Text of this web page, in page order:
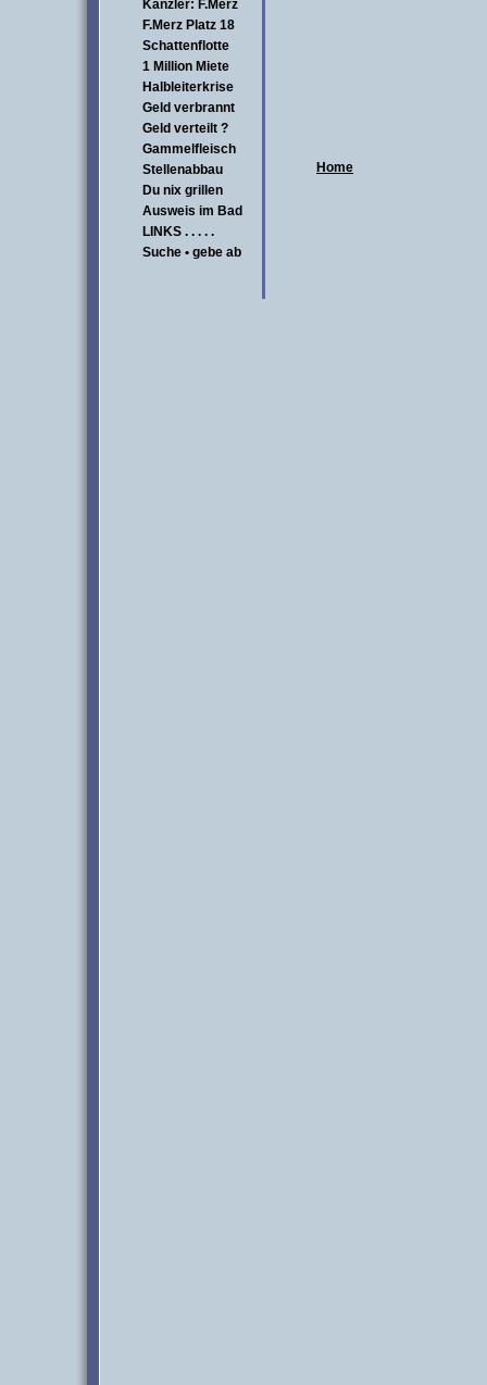
Kanzler: F.Merz
F.Merz Platz 18
Schattenflotte
1 Million Miete
Halbleiterkrise
Geld verbrannt
Geld verteilt ?
Gammelfleisch
Stellenabbau
Du nix grillen
Ausweis im Bad
LINKS . . . . .
Suche • gebe ab
Home